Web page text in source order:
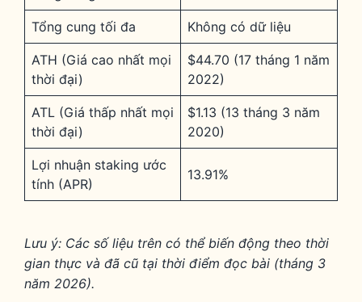
Tổng cung tối đa Không có dữ liệu
ATH (Giá cao nhất mọi
thời đại)
$44.70 (17 tháng 1 năm
2022)
ATL (Giá thấp nhất mọi
thời đại)
$1.13 (13 tháng 3 năm
2020)
Lợi nhuận staking ước
tính (APR)
13.91%
Lưu ý: Các số liệu trên có thể biến động theo thời
gian thực và đã cũ tại thời điểm đọc bài (tháng 3
năm 2026).